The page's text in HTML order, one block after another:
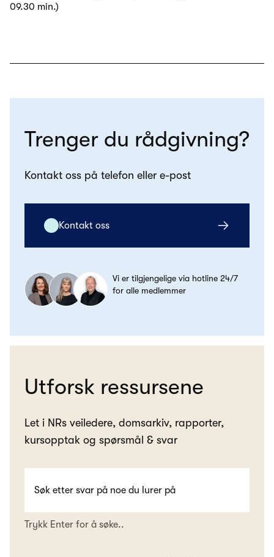
09.30 min.)
Trenger du rådgivning?
Kontakt oss på telefon eller e-post
Kontakt oss
Vi er tilgjengelige via hotline 24/7
for alle medlemmer
Utforsk ressursene
Let i NRs veiledere, domsarkiv, rapporter,
kursopptak og spørsmål & svar
Trykk Enter for å søke..